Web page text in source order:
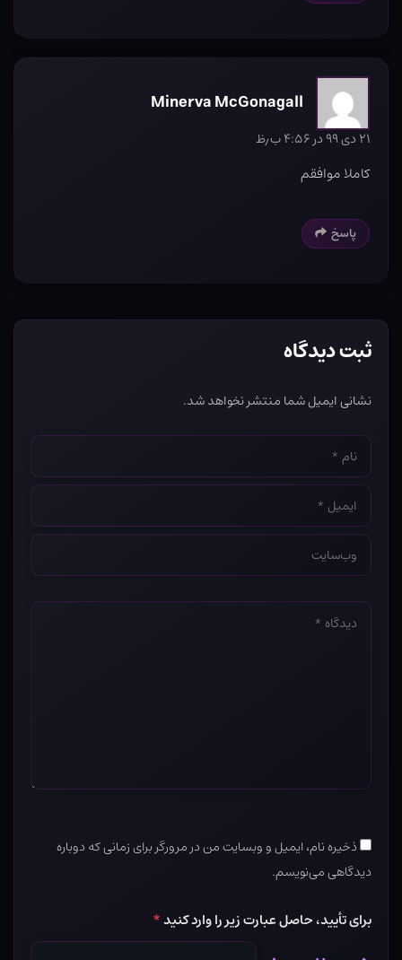
Minerva McGonagall
۲۱ دی ۹۹ در ۴:۵۶ ب٫ظ
کاملا موافقم
پاسخ
ثبت دیدگاه
نشانی ایمیل شما منتشر نخواهد شد.
نام
*
ایمیل
*
وب‌سایت
*
دیدگاه
ذخیره نام، ایمیل و وبسایت من در مرورگر برای زمانی که دوباره
دیدگاهی می‌نویسم.
برای تأیید، حاصل عبارت زیر را وارد کنید*